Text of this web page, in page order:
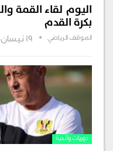
اليوم لقاء القمة
بكرة القدم
الموقف الرياضي 19 نيسان , 2023
دوريات وأندية